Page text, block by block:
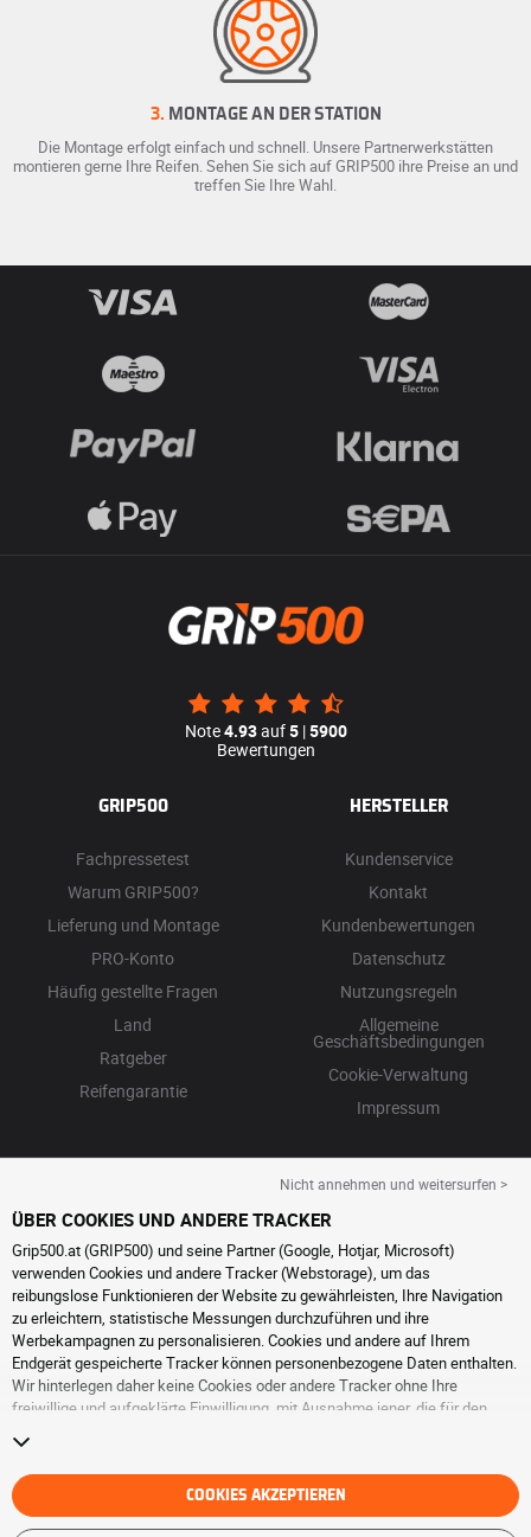
3. MONTAGE AN DER STATION
Die Montage erfolgt einfach und schnell. Unsere Partnerwerkstätten
montieren gerne Ihre Reifen. Sehen Sie sich auf GRIP500 ihre Preise an und
treffen Sie Ihre Wahl.
Note4.93auf5|5900
Bewertungen
GRIP500
Fachpressetest
Warum GRIP500?
Lieferung und Montage
PRO-Konto
Häufig gestellte Fragen
Land
Ratgeber
Reifengarantie
HERSTELLER
Kundenservice
Kontakt
Kundenbewertungen
Datenschutz
Nutzungsregeln
Allgemeine
Geschäftsbedingungen
Cookie-Verwaltung
Impressum
Nicht annehmen und weitersurfen >
ÜBER COOKIES UND ANDERE TRACKER
Grip500.at (GRIP500) und seine Partner (Google, Hotjar, Microsoft)
verwenden Cookies und andere Tracker (Webstorage), um das
reibungslose Funktionieren der Website zu gewährleisten, Ihre Navigation
zu erleichtern, statistische Messungen durchzuführen und ihre
Werbekampagnen zu personalisieren. Cookies und andere auf Ihrem
Endgerät gespeicherte Tracker können personenbezogene Daten enthalten.
Wir hinterlegen daher keine Cookies oder andere Tracker ohne Ihre
freiwillige und aufgeklärte Einwilligung, mit Ausnahme jener, die für den
einen Zeitraum von 6 Monaten. Sie können Ihre Einwilligung jederzeit
widerrufen, indem Sie die WebseiteCookies und andere Trackerbesuchen.
Sie haben die Möglichkeit, Ihre Navigation fortzusetzen, ohne die
Hinterlegung von Cookies oder anderen Trackern zu akzeptieren. Die
COOKIES AKZEPTIEREN